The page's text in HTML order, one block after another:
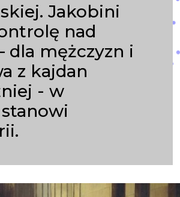
Jakobini
nad
dla mężczyzn i
z kajdan
- w